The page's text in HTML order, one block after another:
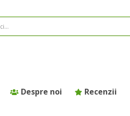
Despre noi Recenzii